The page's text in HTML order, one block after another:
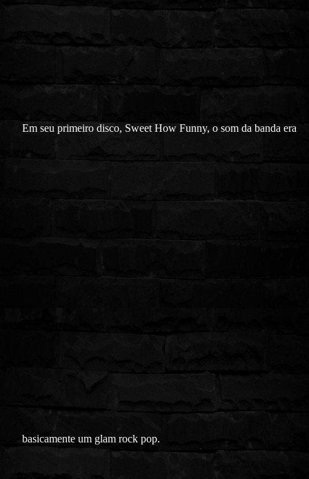
Em seu primeiro disco, Sweet How Funny, o som da banda era
basicamente um glam rock pop.